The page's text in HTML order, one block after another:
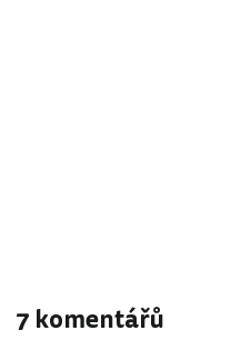
7 komentářů